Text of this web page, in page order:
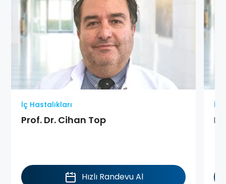
İç Hastalıkları
Prof. Dr. Cihan Top
Hızlı Randevu Al
İç